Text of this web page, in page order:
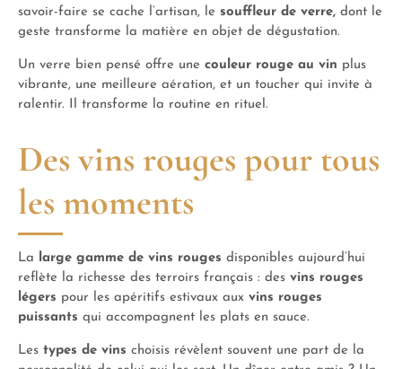
savoir-faire se cache l’artisan, le souffleur de verre, dont le
geste transforme la matière en objet de dégustation.
Un verre bien pensé offre une couleur rouge au vin plus
vibrante, une meilleure aération, et un toucher qui invite à
ralentir. Il transforme la routine en rituel.
Des vins rouges pour tous
les moments
La large gamme de vins rouges disponibles aujourd’hui
reflète la richesse des terroirs français : des vins rouges
légers pour les apéritifs estivaux aux vins rouges
puissants qui accompagnent les plats en sauce.
Les types de vins choisis révèlent souvent une part de la